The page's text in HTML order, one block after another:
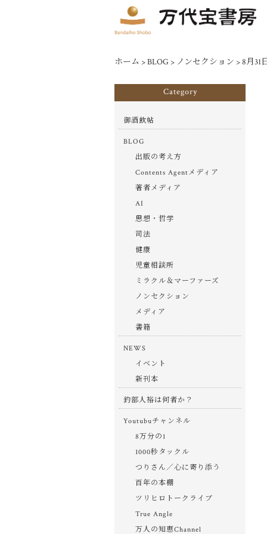
ホーム >BLOG > ノンセクション >8月31
Category
御酒飲帖
BLOG
出版の考え方
Contents Agentメディア
著者メディア
AI
思想・哲学
司法
健康
児童相談所
ミラクル＆マーファーズ
ノンセクション
メディア
書籍
NEWS
イベント
新刊本
釣部人裕は何者か？
Youtubuチャンネル
8万分の1
1000秒タックル
つりさん／心に寄り添う
百年の本棚
ツリヒロトークライブ
True Angle
万人の知恵Channel